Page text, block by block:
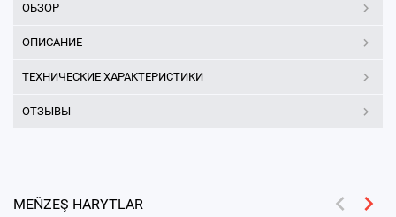
ОБЗОР
ОПИСАНИЕ
ТЕХНИЧЕСКИЕ ХАРАКТЕРИСТИКИ
ОТЗЫВЫ
MEŇZEŞ HARYTLAR